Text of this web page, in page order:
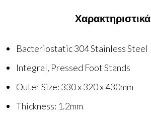
Χαρακτηριστικά
Bacteriostatic 304 Stainless Steel
Integral, Pressed Foot Stands
Outer Size: 330 x 320 x 430mm
Thickness: 1.2mm